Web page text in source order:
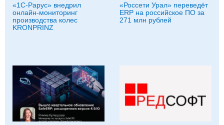
«1С-Рарус» внедрил
онлайн-мониторинг
производства колес
KRONPRINZ
«Россети Урал» переведёт
ERP на российское ПО за
271 млн рублей